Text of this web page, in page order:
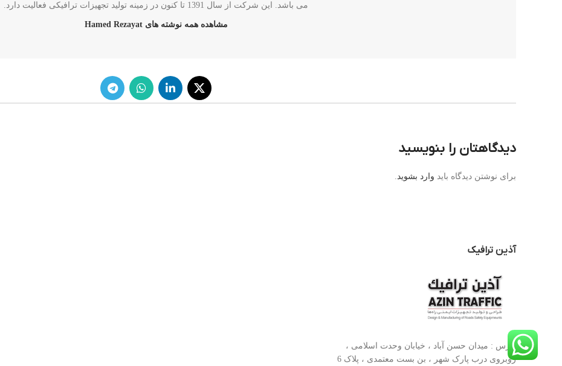
می باشد. این شرکت از سال 1391 تا کنون در زمینه تولید تجهیزات ترافیکی فعالیت دارد.
مشاهده همه نوشته های Hamed Rezayat
دیدگاهتان را بنویسید
برای نوشتن دیدگاه باید وارد بشوید.
آذین ترافیک
آدرس : میدان حسن آباد ، خیابان وحدت اسلامی ،
روبروی درب پارک شهر ، بن بست معتمدی ، پلاک 6